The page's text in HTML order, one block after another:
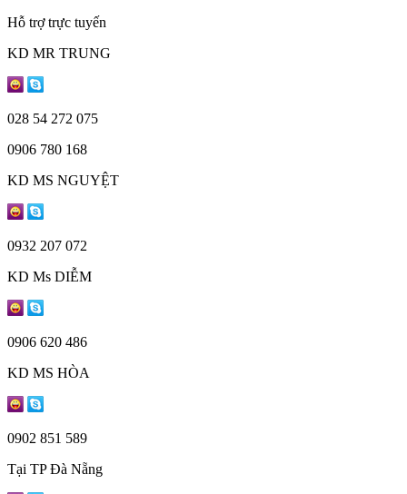
Hỗ trợ trực tuyến
KD MR TRUNG
028 54 272 075
0906 780 168
KD MS NGUYỆT
0932 207 072
KD Ms DIỄM
0906 620 486
KD MS HÒA
0902 851 589
Tại TP Đà Nẵng